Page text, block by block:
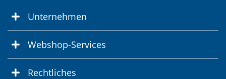
Unternehmen
Webshop-Services
Rechtliches